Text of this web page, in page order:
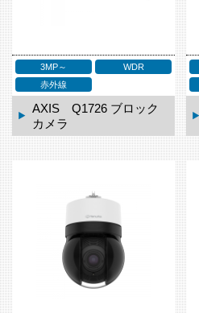
3MP～
WDR
赤外線
AXIS Q1726 ブロック
カメラ